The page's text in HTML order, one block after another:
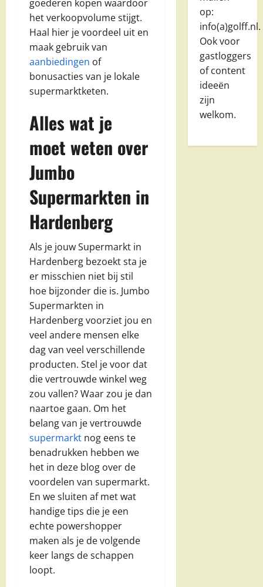
goederen kopen waardoor
het verkoopvolume stijgt.
Haal hier je voordeel uit en
maak gebruik van
aanbiedingen of
bonusacties van je lokale
supermarktketen.
Alles wat je
moet weten over
Jumbo
Supermarkten in
Hardenberg
Als je jouw Supermarkt in
Hardenberg bezoekt sta je
er misschien niet bij stil
hoe bijzonder die is. Jumbo
Supermarkten in
Hardenberg voorziet jou en
veel andere mensen elke
dag van veel verschillende
producten. Stel je voor dat
die vertrouwde winkel weg
zou vallen? Waar zou je dan
naartoe gaan. Om het
belang van je vertrouwde
supermarkt nog eens te
benadrukken hebben we
het in deze blog over de
voordelen van supermarkt.
En we sluiten af met wat
handige tips die je een
echte powershopper
maken als je de volgende
keer langs de schappen
loopt.
op:
info(a)golff.nl.
Ook voor
gastloggers
of content
ideeën
zijn
welkom.